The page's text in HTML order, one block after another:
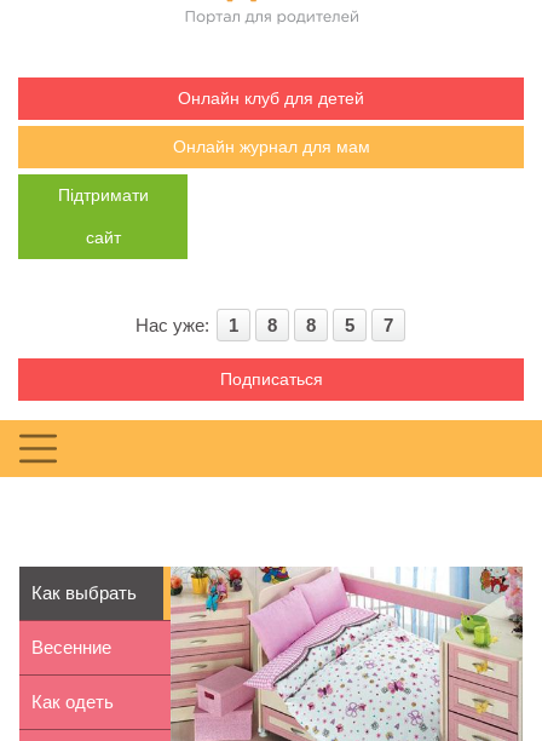
Онлайн клуб для детей
Онлайн журнал для мам
Підтримати
сайт
Нас уже: 1 8 8 5 7
Подписаться
Как выбрать
постельное
белье дл...
Весенние
поделки
Как одеть